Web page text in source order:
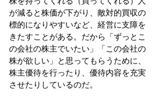
が減ると株価が下がり、敵対的買収の
標的になりやすいなど、経営に支障を
きたすことがある。だから「ずっとこ
の会社の株主でいたい」「この会社の
株が欲しい」と思ってもらうために、
株主優待を行ったり、優待内容を充実
させたりしているのだ。